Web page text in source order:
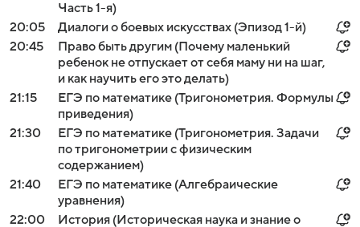
Часть 1-я)
20:05
Диалоги о боевых искусствах (Эпизод 1-й)
20:45
Право быть другим (Почему маленький
ребенок не отпускает от себя маму ни на шаг,
и как научить его это делать)
21:15
ЕГЭ по математике (Тригонометрия. Формулы
приведения)
21:30
ЕГЭ по математике (Тригонометрия. Задачи
по тригонометрии с физическим
содержанием)
21:40
ЕГЭ по математике (Алгебраические
уравнения)
22:00
История (Историческая наука и знание о